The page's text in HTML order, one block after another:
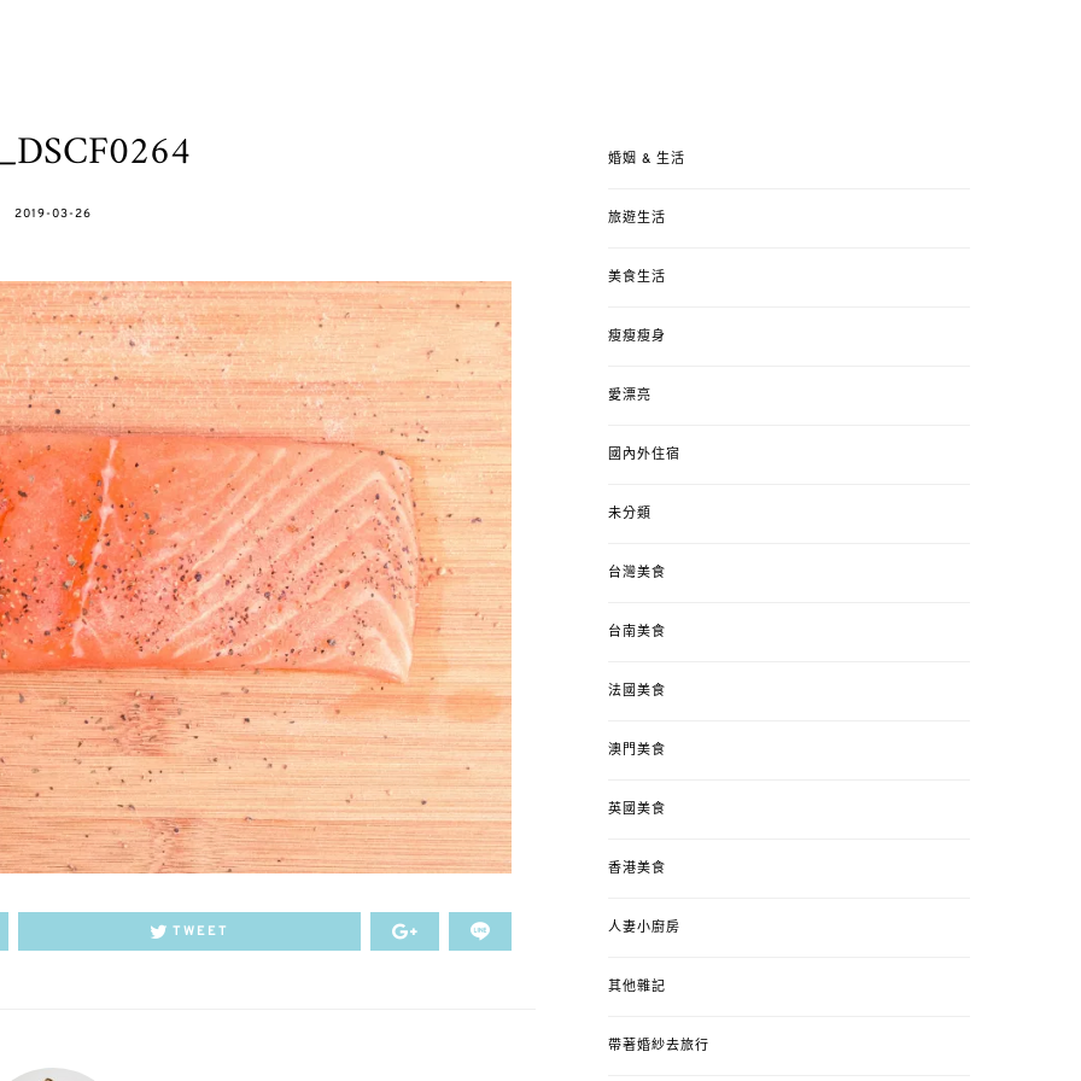
POSTED
2019-03-26
TWEET
婚姻 & 生活
旅遊生活
美食生活
瘦瘦瘦身
愛漂亮
國內外住宿
未分類
台灣美食
台南美食
法國美食
澳門美食
英國美食
香港美食
人妻小廚房
其他雜記
帶著婚紗去旅行